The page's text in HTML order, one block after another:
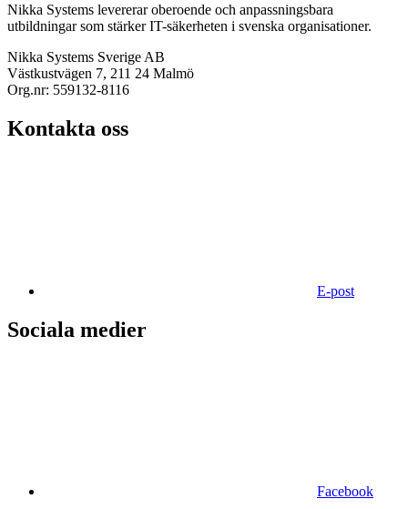
Nikka Systems levererar oberoende och anpassningsbara
utbildningar som stärker IT-säkerheten i svenska organisationer.
Nikka Systems Sverige AB
Västkustvägen 7, 211 24 Malmö
Org.nr: 559132-8116
Kontakta oss
E-post
Sociala medier
Facebook